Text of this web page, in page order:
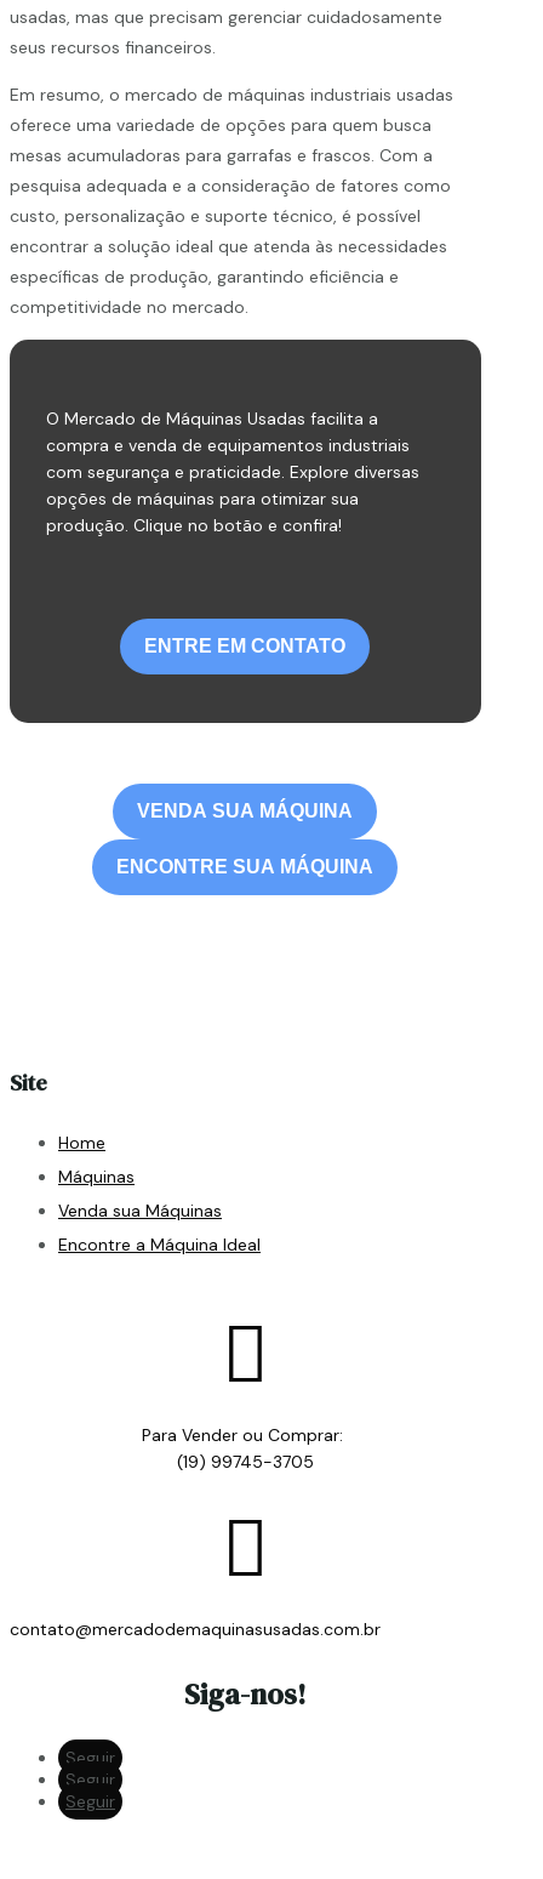
usadas, mas que precisam gerenciar cuidadosamente
seus recursos financeiros.
Em resumo, o mercado de máquinas industriais usadas
oferece uma variedade de opções para quem busca
mesas acumuladoras para garrafas e frascos. Com a
pesquisa adequada e a consideração de fatores como
custo, personalização e suporte técnico, é possível
encontrar a solução ideal que atenda às necessidades
específicas de produção, garantindo eficiência e
competitividade no mercado.
O Mercado de Máquinas Usadas facilita a
compra e venda de equipamentos industriais
com segurança e praticidade. Explore diversas
opções de máquinas para otimizar sua
produção. Clique no botão e confira!
ENTRE EM CONTATO
VENDA SUA MÁQUINA
ENCONTRE SUA MÁQUINA
Site
Home
Máquinas
Venda sua Máquinas
Encontre a Máquina Ideal

Para Vender ou Comprar:
(19) 99745-3705

contato@mercadodemaquinasusadas.com.br
Siga-nos!
Seguir
Seguir
Seguir